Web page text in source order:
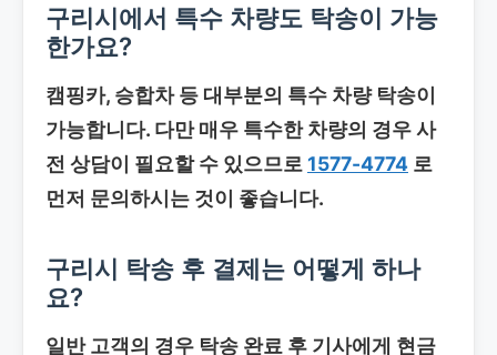
구리시에서 특수 차량도 탁송이 가능
한가요?
캠핑카, 승합차 등 대부분의 특수 차량 탁송이
가능합니다. 다만 매우 특수한 차량의 경우 사
전 상담이 필요할 수 있으므로 1577-4774 로
먼저 문의하시는 것이 좋습니다.
구리시 탁송 후 결제는 어떻게 하나
요?
일반 고객의 경우 탁송 완료 후 기사에게 현금